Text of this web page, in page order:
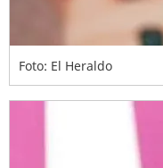
Foto: El Heraldo